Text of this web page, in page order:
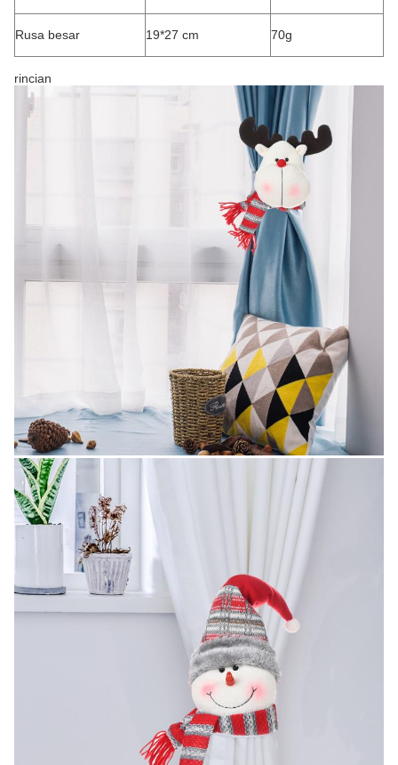
Rusa besar 19*27 cm 70g
rincian